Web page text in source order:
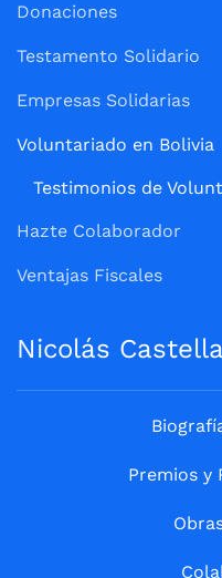
Donaciones
Testamento Solidario
Empresas Solidarias
Voluntariado en Bolivia
Testimonios de
Hazte Colaborador
Ventajas Fiscales
Nicolás
Premios y